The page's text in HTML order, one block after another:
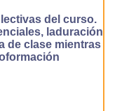
del curso.
laduración
de clase mientras